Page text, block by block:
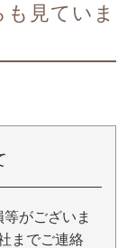
見ていま
がございま
までご連絡